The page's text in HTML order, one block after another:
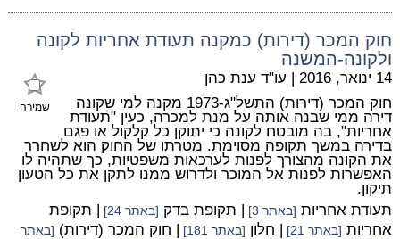
חוק המכר (דירות) כמקנה תעודת אחריות לקונה
ולקונה-המשנה
שמירה
14 ינואר, 2016 | עו"ד ענת כהן
חוק המכר (דירות) התשל"ג-1973 מקנה למי שקונה
דירה ממי שבנה אותה על מנת למכרה, כעין "תעודת
אחריות", בה מובטח לקונה כי יתוקן כל קלקול או פגם
בדירה במשך תקופה מסוימת. מטרתו של החוק הוא לשחרר
את הקונה מהצורך לפנות לערכאות משפטיות, כך שתהיה לו
האפשרות לפנות אל המוכר ולדרוש ממנו לתקן את כל הטעון
תיקון.
תעודת אחריות [באתר 3] | תקופת בדק [באתר 24]
| תקופת
אחריות [באתר 21] | חלון [באתר 181] | חוק המכר (דירות) [באתר